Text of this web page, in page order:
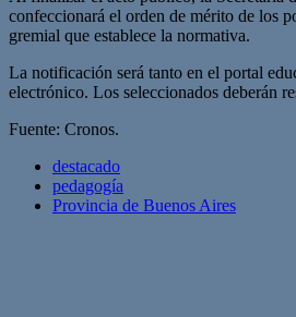
confeccionará el orden de mérito de los
gremial que establece la normativa.
La notificación será tanto en el portal
electrónico. Los seleccionados deberán
Fuente: Cronos.
destacado
pedagogía
Provincia de Buenos Aires